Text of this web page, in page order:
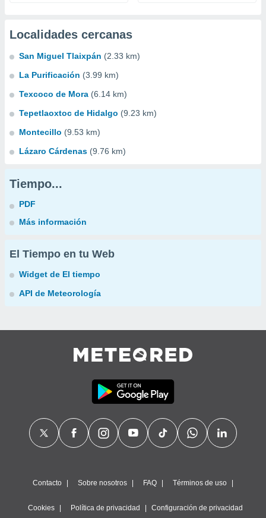
Localidades cercanas
San Miguel Tlaixpán (2.33 km)
La Purificación (3.99 km)
Texcoco de Mora (6.14 km)
Tepetlaoxtoc de Hidalgo (9.23 km)
Montecillo (9.53 km)
Lázaro Cárdenas (9.76 km)
Tiempo...
PDF
Más información
El Tiempo en tu Web
Widget de El tiempo
API de Meteorología
Contacto Sobre nosotros FAQ Términos de uso
Cookies Política de privacidad Configuración de privacidad